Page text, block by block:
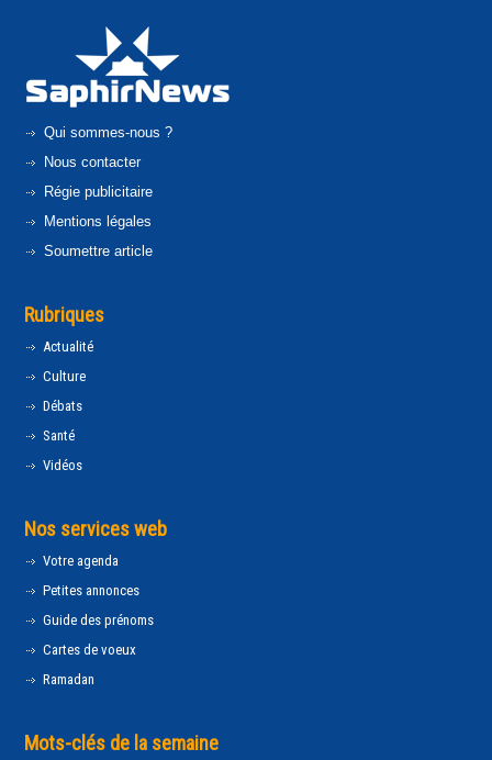
Qui sommes-nous ?
Nous contacter
Régie publicitaire
Mentions légales
Soumettre article
Rubriques
Actualité
Culture
Débats
Santé
Vidéos
Nos services web
Votre agenda
Petites annonces
Guide des prénoms
Cartes de voeux
Ramadan
Mots-clés de la semaine